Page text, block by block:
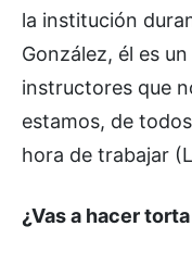
la institución
González, él es
instructores que
estamos, de
hora de trabajar
¿Vas a hacer